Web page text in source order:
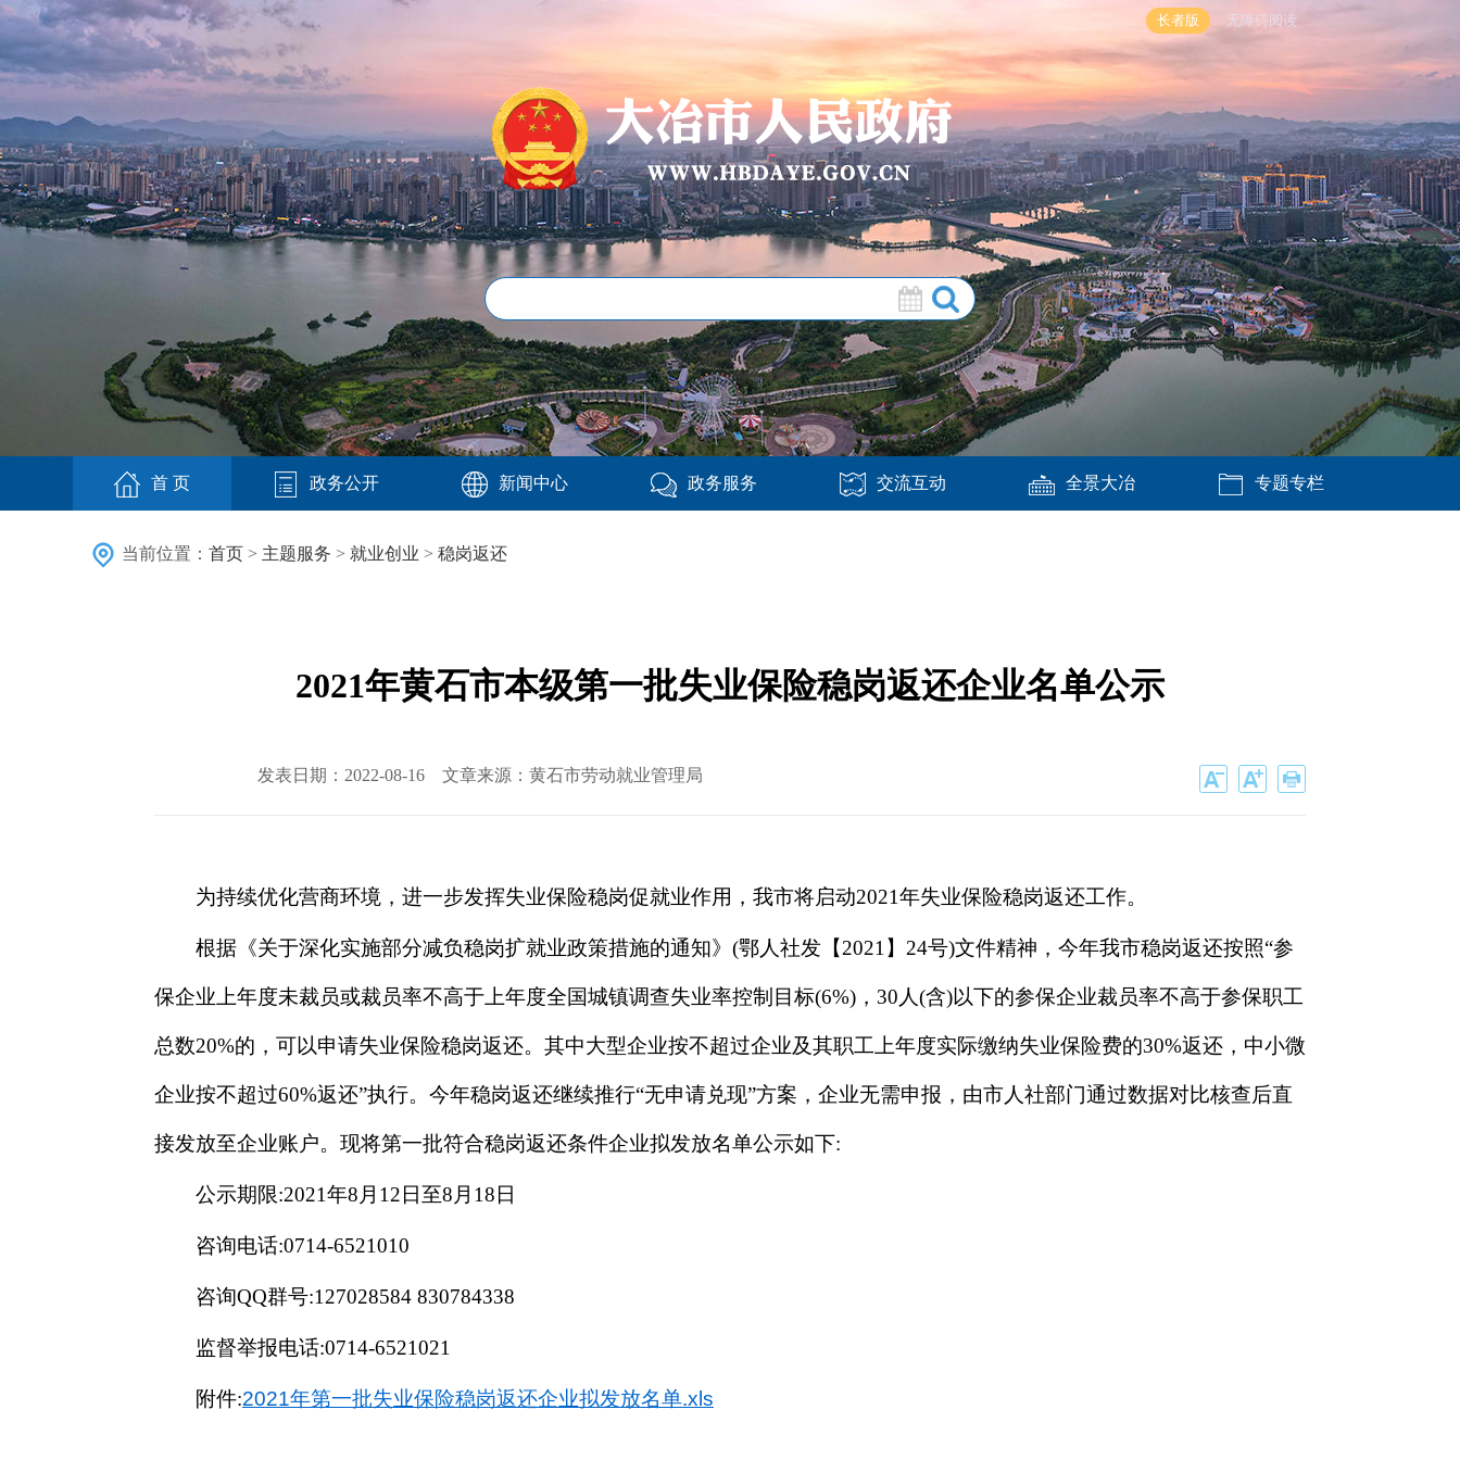
长者版 无障碍阅读
首 页 政务公开 新闻中心 政务服务 交流互动 全景大冶 专题专栏
当前位置： 首页 > 主题服务 > 就业创业 > 稳岗返还
2021年黄石市本级第一批失业保险稳岗返还企业名单公示
发表日期：2022-08-16 文章来源：黄石市劳动就业管理局
为持续优化营商环境，进一步发挥失业保险稳岗促就业作用，我市将启动2021年失业保险稳岗返还工作。
根据《关于深化实施部分减负稳岗扩就业政策措施的通知》(鄂人社发【2021】24号)文件精神，今年我市稳岗返还按照“参
保企业上年度未裁员或裁员率不高于上年度全国城镇调查失业率控制目标(6%)，30人(含)以下的参保企业裁员率不高于参保职工
总数20%的，可以申请失业保险稳岗返还。其中大型企业按不超过企业及其职工上年度实际缴纳失业保险费的30%返还，中小微
企业按不超过60%返还”执行。今年稳岗返还继续推行“无申请兑现”方案，企业无需申报，由市人社部门通过数据对比核查后直
接发放至企业账户。现将第一批符合稳岗返还条件企业拟发放名单公示如下:
公示期限:2021年8月12日至8月18日
咨询电话:0714-6521010
咨询QQ群号:127028584 830784338
监督举报电话:0714-6521021
附件:2021年第一批失业保险稳岗返还企业拟发放名单.xls